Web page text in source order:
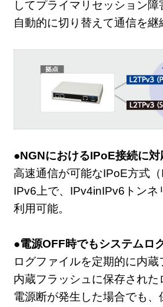
してプライマリセッション
自動的に切り替えて通信を
●NGNにおけるIPoE接続に対
高速通信が可能なIPoE方式
IPv6上で、IPv4inIPv6トン
利用可能。
●電源OFF時でもシステムロ
ログファイルを定期的に内
内蔵フラッシュに保存され
電源断が発生した場合でも